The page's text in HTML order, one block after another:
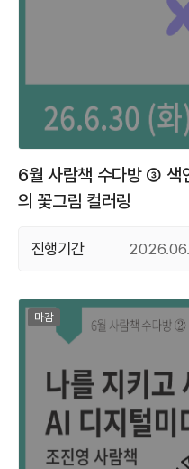
6월 사람책 수다방 ③ 색
의 꽃그림 컬러링
진행기간
마감
마감된 프로그램